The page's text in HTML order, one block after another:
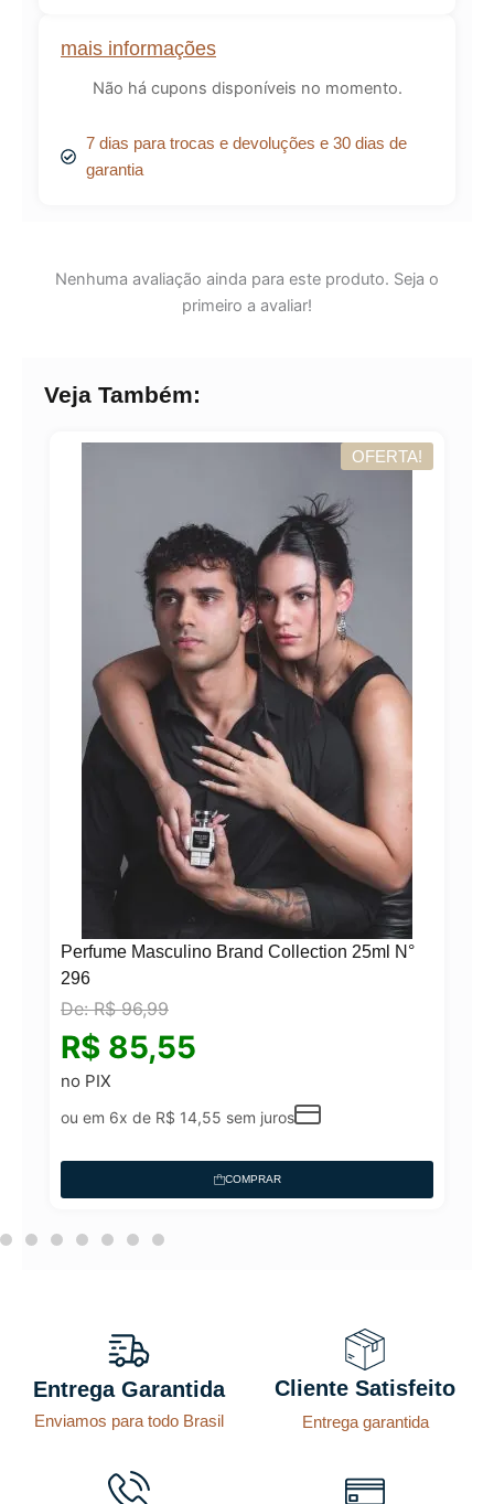
mais informações
Não há cupons disponíveis no momento.
7 dias para trocas e devoluções e 30 dias de
garantia
Nenhuma avaliação ainda para este produto. Seja o
primeiro a avaliar!
Veja Também:
OFERTA!
Perfume Masculino Brand Collection 25ml N°
296
De:R$96,99
R$ 85,55
no PIX
ou em 6x de R$ 14,55 sem juros
COMPRAR
Entrega Garantida
Enviamos para todo Brasil
Cliente Satisfeito
Entrega garantida